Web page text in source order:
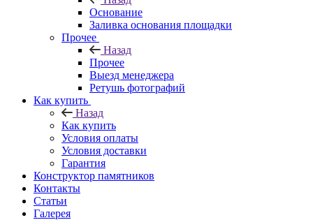
Основание
Заливка основания площадки
Прочее
Назад
Прочее
Выезд менеджера
Ретушь фотографий
Как купить
Назад
Как купить
Условия оплаты
Условия доставки
Гарантия
Конструктор памятников
Контакты
Статьи
Галерея